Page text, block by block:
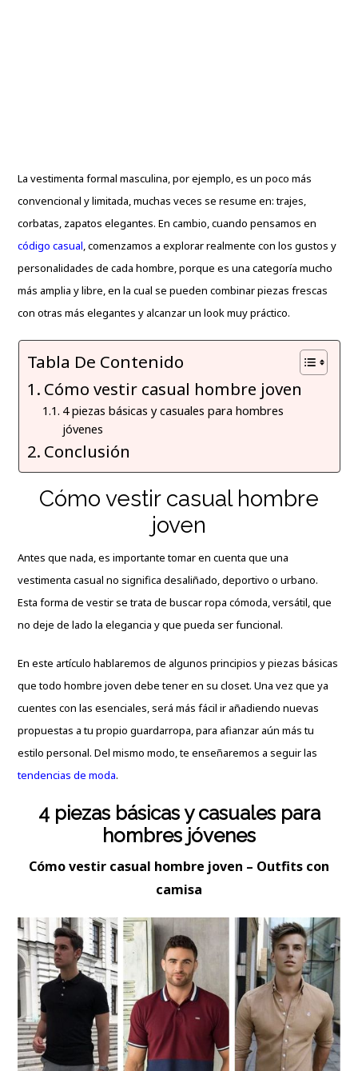
La vestimenta formal masculina, por ejemplo, es un poco más
convencional y limitada, muchas veces se resume en: trajes,
corbatas, zapatos elegantes. En cambio, cuando pensamos en
código casual, comenzamos a explorar realmente con los gustos y
personalidades de cada hombre, porque es una categoría mucho
más amplia y libre, en la cual se pueden combinar piezas frescas
con otras más elegantes y alcanzar un look muy práctico.
Tabla De Contenido
Cómo vestir casual hombre joven
4 piezas básicas y casuales para hombres
jóvenes
Conclusión
Cómo vestir casual hombre
joven
Antes que nada, es importante tomar en cuenta que una
vestimenta casual no significa desaliñado, deportivo o urbano.
Esta forma de vestir se trata de buscar ropa cómoda, versátil, que
no deje de lado la elegancia y que pueda ser funcional.
En este artículo hablaremos de algunos principios y piezas básicas
que todo hombre joven debe tener en su closet. Una vez que ya
cuentes con las esenciales, será más fácil ir añadiendo nuevas
propuestas a tu propio guardarropa, para afianzar aún más tu
estilo personal. Del mismo modo, te enseñaremos a seguir las
tendencias de moda.
4 piezas básicas y casuales para
hombres jóvenes
Cómo vestir casual hombre joven – Outfits con
camisa